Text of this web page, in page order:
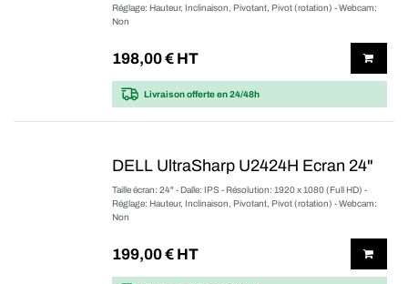
Réglage: Hauteur, Inclinaison, Pivotant, Pivot (rotation) - Webcam:
Non
198,00€ HT
Livraison offerteen 24/48h
DELL UltraSharp U2424H Ecran 24"
Taille écran: 24" - Dalle: IPS - Résolution: 1920 x 1080 (Full HD) -
Réglage: Hauteur, Inclinaison, Pivotant, Pivot (rotation) - Webcam:
Non
199,00€ HT